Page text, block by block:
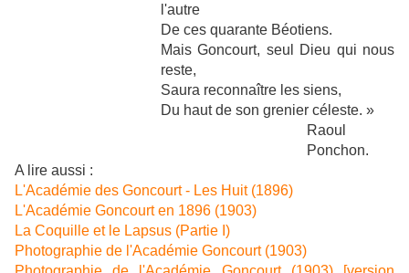
l'autre
De ces quarante Béotiens.
Mais Goncourt, seul Dieu qui nous
reste,
Saura reconnaître les siens,
Du haut de son grenier céleste. »
Raoul
Ponchon.
A lire aussi :
L'Académie des Goncourt - Les Huit (1896)
L'Académie Goncourt en 1896 (1903)
La Coquille et le Lapsus (Partie I)
Photographie de l'Académie Goncourt (1903)